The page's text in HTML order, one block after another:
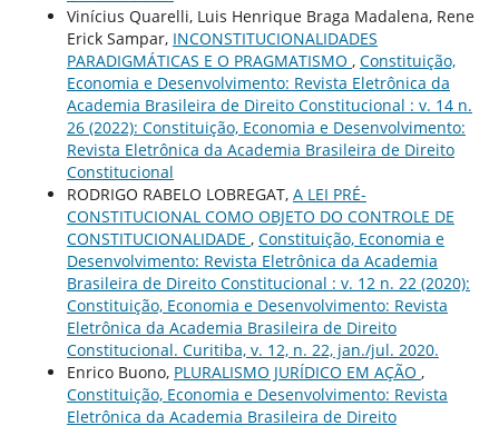
Vinícius Quarelli, Luis Henrique Braga Madalena, Rene
Erick Sampar, INCONSTITUCIONALIDADES
PARADIGMÁTICAS E O PRAGMATISMO , Constituição,
Economia e Desenvolvimento: Revista Eletrônica da
Academia Brasileira de Direito Constitucional : v. 14 n.
26 (2022): Constituição, Economia e Desenvolvimento:
Revista Eletrônica da Academia Brasileira de Direito
Constitucional
RODRIGO RABELO LOBREGAT, A LEI PRÉ-
CONSTITUCIONAL COMO OBJETO DO CONTROLE DE
CONSTITUCIONALIDADE , Constituição, Economia e
Desenvolvimento: Revista Eletrônica da Academia
Brasileira de Direito Constitucional : v. 12 n. 22 (2020):
Constituição, Economia e Desenvolvimento: Revista
Eletrônica da Academia Brasileira de Direito
Constitucional. Curitiba, v. 12, n. 22, jan./jul. 2020.
Enrico Buono, PLURALISMO JURÍDICO EM AÇÃO ,
Constituição, Economia e Desenvolvimento: Revista
Eletrônica da Academia Brasileira de Direito